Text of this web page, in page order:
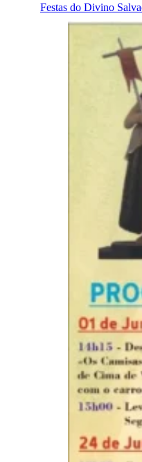
Festas do Divino